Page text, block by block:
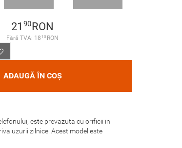
21 90RON
Fără TVA: 18 10 RON
ADAUGĂ ÎN COȘ
este prevazuta cu orificii in
uzurii zilnice. Acest model este